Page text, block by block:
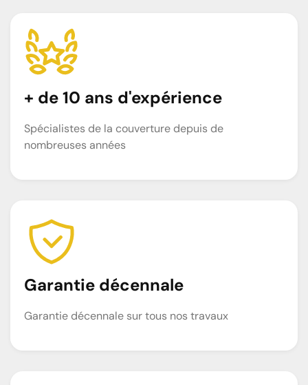
+ de 10 ans d'expérience
Spécialistes de la couverture depuis de
nombreuses années
Garantie décennale
Garantie décennale sur tous nos travaux